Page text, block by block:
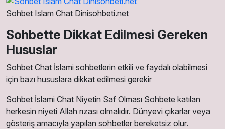
Sohbet Islam Chat Dinisohbeti.net
Sohbette Dikkat Edilmesi Gereken
Hususlar
Sohbet Chat İslami sohbetlerin etkili ve faydalı olabilmesi
için bazı hususlara dikkat edilmesi gerekir
Sohbet İslami Chat Niyetin Saf Olması Sohbete katılan
herkesin niyeti Allah rızası olmalıdır. Dünyevi çıkarlar veya
gösteriş amacıyla yapılan sohbetler bereketsiz olur.